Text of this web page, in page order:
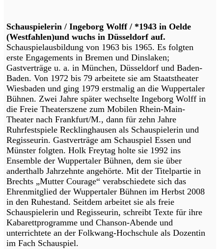
Schauspielerin / Ingeborg Wolff / *1943 in Oelde
(Westfahlen)und wuchs in Düsseldorf auf.
Schauspielausbildung von 1963 bis 1965. Es folgten
erste Engagements in Bremen und Dinslaken;
Gastverträge u. a. in München, Düsseldorf und Baden-
Baden. Von 1972 bis 79 arbeitete sie am Staatstheater
Wiesbaden und ging 1979 erstmalig an die Wuppertaler
Bühnen. Zwei Jahre später wechselte Ingeborg Wolff in
die Freie Theaterszene zum Mobilen Rhein-Main-
Theater nach Frankfurt/M., dann für zehn Jahre
Ruhrfestspiele Recklinghausen als Schauspielerin und
Regisseurin. Gastverträge am Schauspiel Essen und
Münster folgten. Holk Freytag holte sie 1992 ins
Ensemble der Wuppertaler Bühnen, dem sie über
anderthalb Jahrzehnte angehörte. Mit der Titelpartie in
Brechts „Mutter Courage“ verabschiedete sich das
Ehrenmitglied der Wuppertaler Bühnen im Herbst 2008
in den Ruhestand. Seitdem arbeitet sie als freie
Schauspielerin und Regisseurin, schreibt Texte für ihre
Kabarettprogramme und Chanson-Abende und
unterrichtete an der Folkwang-Hochschule als Dozentin
im Fach Schauspiel.